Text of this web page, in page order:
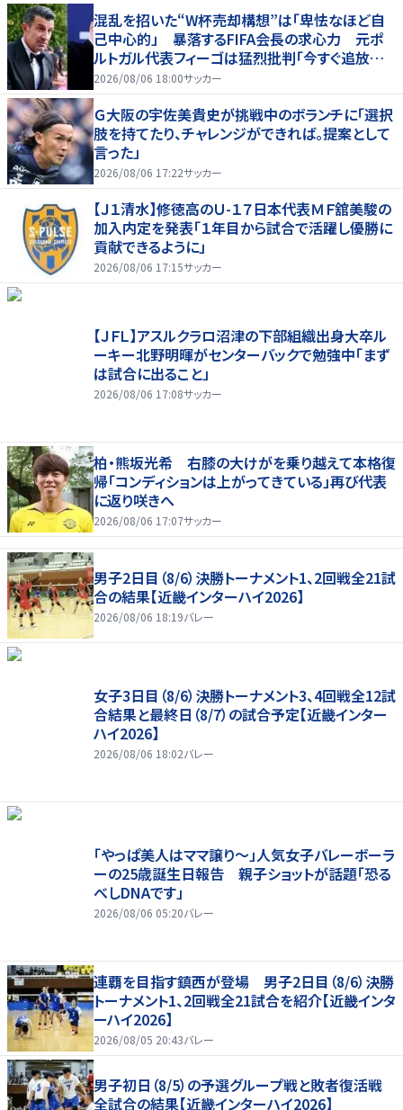
混乱を招いた“W杯売却構想”は「卑怯なほど自
己中心的」 暴落するFIFA会長の求心力 元ポ
ルトガル代表フィーゴは猛烈批判「今すぐ追放す
べきだ」
2026/08/06 18:00サッカー
Ｇ大阪の宇佐美貴史が挑戦中のボランチに「選択
肢を持てたり、チャレンジができれば。提案として
言った」
2026/08/06 17:22サッカー
【Ｊ１清水】修徳高のＵ-１７日本代表ＭＦ舘美駿の
加入内定を発表「１年目から試合で活躍し優勝に
貢献できるように」
2026/08/06 17:15サッカー
【ＪＦＬ】アスルクラロ沼津の下部組織出身大卒ル
ーキー北野明暉がセンターバックで勉強中「まず
は試合に出ること」
2026/08/06 17:08サッカー
柏・熊坂光希 右膝の大けがを乗り越えて本格復
帰「コンディションは上がってきている」再び代表
に返り咲きへ
2026/08/06 17:07サッカー
男子2日目（8/6）決勝トーナメント1、2回戦全21試
合の結果【近畿インターハイ2026】
2026/08/06 18:19バレー
女子3日目（8/6）決勝トーナメント3、4回戦全12試
合結果と最終日（8/7）の試合予定【近畿インター
ハイ2026】
2026/08/06 18:02バレー
「やっぱ美人はママ譲り～」人気女子バレーボーラ
ーの25歳誕生日報告 親子ショットが話題「恐る
べしDNAです」
2026/08/06 05:20バレー
連覇を目指す鎮西が登場 男子2日目（8/6）決勝
トーナメント1、2回戦全21試合を紹介【近畿インタ
ーハイ2026】
2026/08/05 20:43バレー
男子初日（8/5）の予選グループ戦と敗者復活戦
全試合の結果【近畿インターハイ2026】